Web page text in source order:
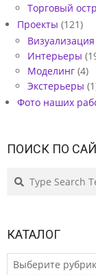
Торговый
Проекты (121)
Интерьеры
Моделинг (4)
Экстерьеры
Фото наших
ПОИСК ПО
Search
КАТАЛОГ
КАТАЛОГ